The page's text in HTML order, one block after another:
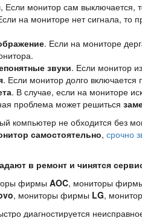
, Если монитор сам выключается,
на мониторе нет сигнала, то
. Если на мониторе
звуки. Если монитор
. Если монитор долго
. В случае, если на мониторе
проблема может решиться
не обходится без
самостоятельно, срочно
в ремонт и чинятся
фирмы AOC, мониторы
, мониторы фирмы LG,
диагностируется